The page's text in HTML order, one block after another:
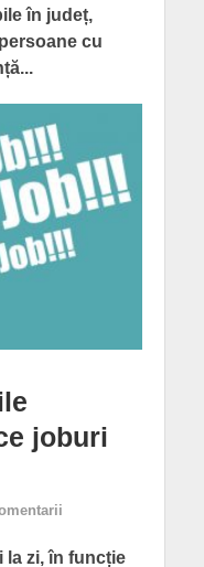
în județ,
cu
joburi
la zi, în funcție